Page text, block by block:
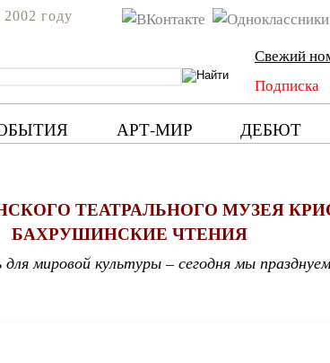
году
Свежий
Подписка
АРТ-МИР ДЕБЮТ
ТЕАТРАЛЬНОГО МУЗЕЯ
БАХРУШИНСКИЕ ЧТЕНИЯ
мировой культуры – сегодня мы